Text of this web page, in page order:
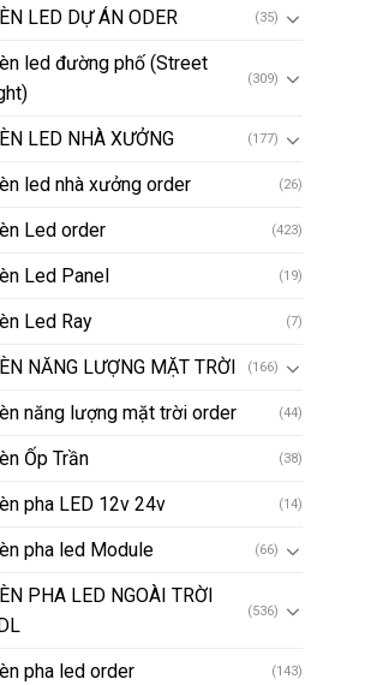
LED DỰ ÁN ODER (35)
led đường phố (Street
(309)
LED NHÀ XƯỞNG (177)
led nhà xưởng order (26)
Led order (423)
Led Panel (19)
Led Ray (7)
NĂNG LƯỢNG MẶT TRỜI (166)
năng lượng mặt trời order (44)
Ốp Trần (38)
pha LED 12v 24v (14)
pha led Module (66)
PHA LED NGOÀI TRỜI
(536)
pha led order (143)